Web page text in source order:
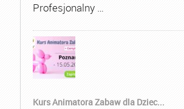
Profesjonalny …
Kurs Animatora Zabaw dla Dziec...